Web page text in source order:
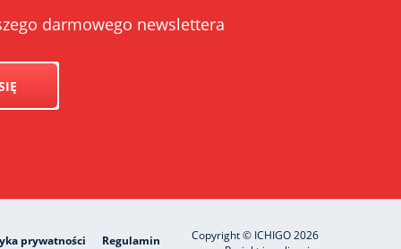
darmowego newslettera
prywatności Regulamin
Copyright © ICHIGO 2026